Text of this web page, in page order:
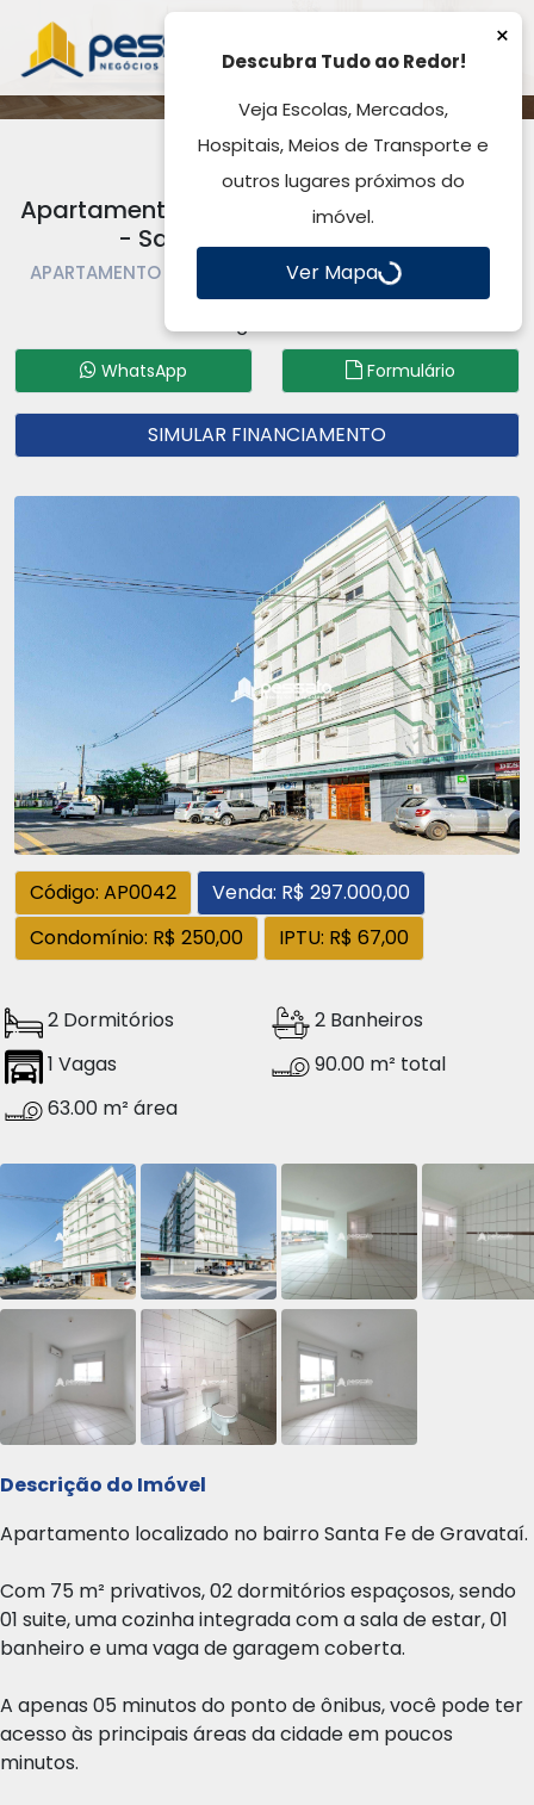
Apartamento à Venda, por R$ 297.000,00
- Santa Fé - Gravataí, RS
APARTAMENTO À VENDA | APARTAMENTO | GRAVATAÍ |
SANTA FÉ
WhatsApp Formulário
SIMULAR FINANCIAMENTO
Código: AP0042
Venda: R$ 297.000,00
Condomínio: R$ 250,00
IPTU: R$ 67,00
2 Dormitórios
2 Banheiros
1 Vagas
90.00 m² total
63.00 m² área
Descrição do Imóvel
Apartamento localizado no bairro Santa Fe de Gravataí.
Com 75 m² privativos, 02 dormitórios espaçosos, sendo
01 suite, uma cozinha integrada com a sala de estar, 01
banheiro e uma vaga de garagem coberta.
A apenas 05 minutos do ponto de ônibus, você pode ter
acesso às principais áreas da cidade em poucos
minutos.
×
Descubra Tudo ao Redor!
Veja Escolas, Mercados,
Hospitais, Meios de Transporte e
outros lugares próximos do
imóvel.
Ver Mapa